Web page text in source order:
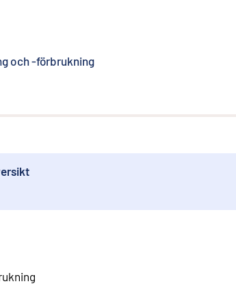
och -förbrukning